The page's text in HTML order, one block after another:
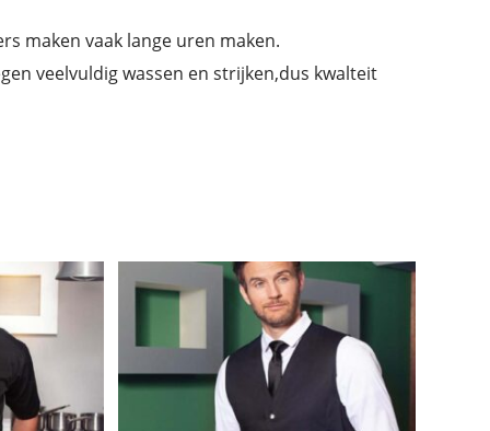
maken vaak lange uren maken.
veelvuldig wassen en strijken,dus kwalteit